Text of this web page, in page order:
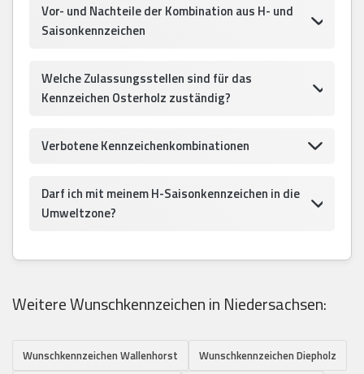
Vor- und Nachteile der Kombination aus H- und
Saisonkennzeichen
Welche Zulassungsstellen sind für das
Kennzeichen Osterholz zuständig?
Verbotene Kennzeichenkombinationen
Darf ich mit meinem H-Saisonkennzeichen in die
Umweltzone?
Weitere Wunschkennzeichen in Niedersachsen:
Wunschkennzeichen Wallenhorst
Wunschkennzeichen Diepholz